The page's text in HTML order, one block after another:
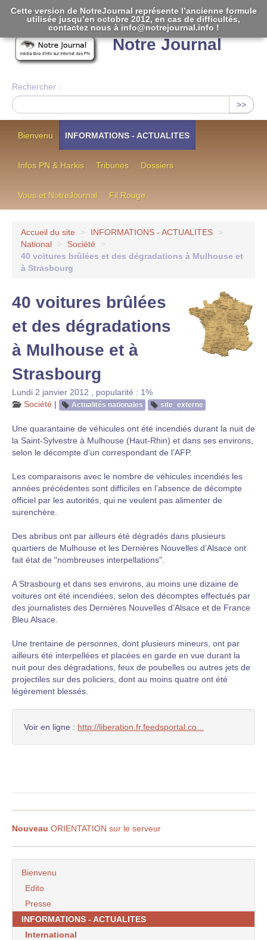
Notre Journal
Rechercher :
>>
Bienvenu INFORMATIONS - ACTUALITES
Infos PN & Harkis Tribunes Dossiers
Vous et NotreJournal Fil Rouge
Accueil du site > INFORMATIONS - ACTUALITES
>
National
> Société
>
40 voitures brûlées et des dégradations à Mulhouse et
à Strasbourg
40 voitures brûlées
et des dégradations
à Mulhouse et à
Strasbourg
Lundi 2 janvier 2012
popularité : 1%
Société | Actualités nationales site_externe
Une quarantaine de véhicules ont été incendiés durant la nuit de
la Saint-Sylvestre à Mulhouse (Haut-Rhin) et dans ses environs,
selon le décompte d’un correspondant de l’AFP.
Les comparaisons avec le nombre de véhicules incendiés les
années précédentes sont difficiles en l’absence de décompte
officiel par les autorités, qui ne veulent pas alimenter de
surenchère.
Des abribus ont par ailleurs été dégradés dans plusieurs
quartiers de Mulhouse et les Dernières Nouvelles d’Alsace ont
fait état de "nombreuses interpellations".
A Strasbourg et dans ses environs, au moins une dizaine de
voitures ont été incendiées, selon des décomptes effectués par
des journalistes des Dernières Nouvelles d’Alsace et de France
Bleu Alsace.
Une trentaine de personnes, dont plusieurs mineurs, ont par
ailleurs été interpellées et placées en garde en vue durant la
nuit pour des dégradations, feux de poubelles ou autres jets de
projectiles sur des policiers, dont au moins quatre ont été
légèrement blessés.
Voir en ligne : http://liberation.fr.feedsportal.co...
Nouveau ORIENTATION sur le serveur
Bienvenu
Edito
Presse
INFORMATIONS - ACTUALITES
International
Cette version de NotreJournal représente l’ancienne formule
utilisée jusqu’en octobre 2012, en cas de difficultés,
contactez nous à info@notrejournal.info !